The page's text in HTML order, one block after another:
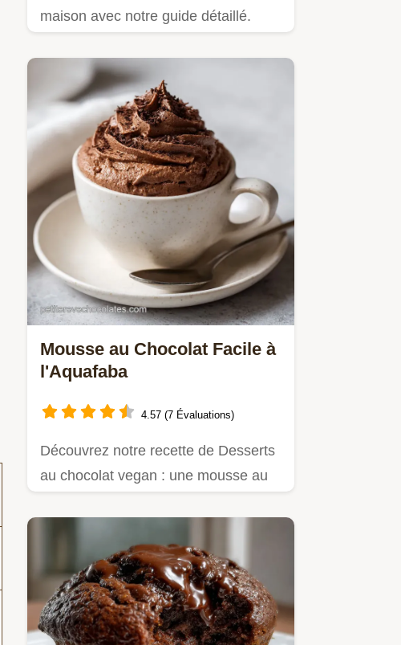
maison avec notre guide détaillé.
Mousse au Chocolat Facile à
l'Aquafaba
4.57 (7 Évaluations)
Découvrez notre recette de Desserts
au chocolat vegan : une mousse au